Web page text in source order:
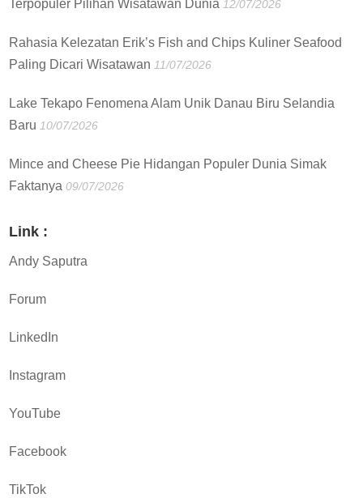
Terpopuler Pilihan Wisatawan Dunia 12/07/2026
Rahasia Kelezatan Erik’s Fish and Chips Kuliner Seafood
Paling Dicari Wisatawan 11/07/2026
Lake Tekapo Fenomena Alam Unik Danau Biru Selandia
Baru 10/07/2026
Mince and Cheese Pie Hidangan Populer Dunia Simak
Faktanya 09/07/2026
Link :
Andy Saputra
Forum
LinkedIn
Instagram
YouTube
Facebook
TikTok